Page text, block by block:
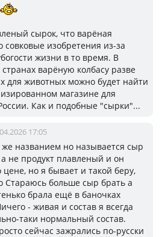
сырок, что варёная
совковые изобретения из-за
жизни в то время. В
варёную колбасу разве
для животных можно будет найти
магазине для
Как и подобные "сырки"...
17:05
же названием но называется сыр
не продукт плавленый и он
но я бывает и такой беру,
Стараюсь больше сыр брать а
брала ещё в баночках
- живая и состав я всегда
таки нормальный состав.
сейчас зажрались по-русски